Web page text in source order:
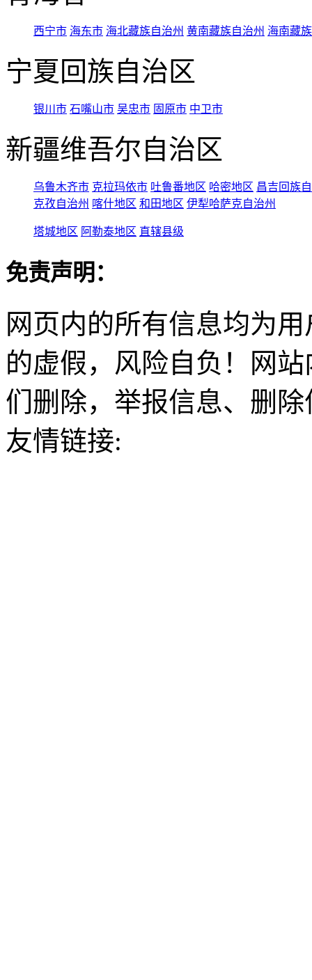
西宁市 海东市 海北藏族自治州 黄南藏族自治州 海南藏
宁夏回族自治区
银川市 石嘴山市 吴忠市 固原市 中卫市
新疆维吾尔自治区
乌鲁木齐市 克拉玛依市 吐鲁番地区 哈密地区 昌吉回族
克孜自治州 喀什地区 和田地区 伊犁哈萨克自治州
塔城地区 阿勒泰地区 直辖县级
免责声明：
网页内的所有信息均为
的虚假，风险自负！网
们删除，举报信息、删
友情链接: